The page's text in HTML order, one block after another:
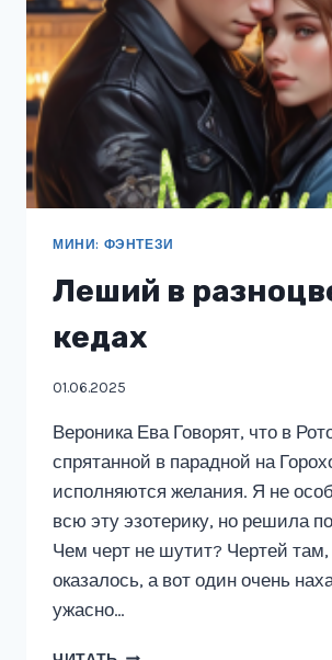
МИНИ: ФЭНТЕЗИ
Леший в
кедах
01.06.2025
Вероника Ева Говорят, что в
спрятанной в парадной на
исполняются желания. Я не
всю эту эзотерику, но решила
Чем черт не шутит? Чертей там,
оказалось, а вот один очень
ужасно…
ЛЕШИЙ